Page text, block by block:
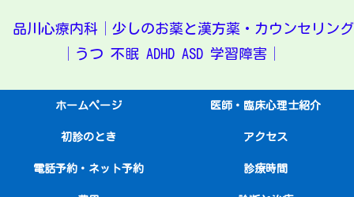
品川心療内科│少しのお薬と漢方薬・カウンセリング
│うつ 不眠 ADHD ASD 学習障害│
ホームページ 医師・臨床心理士紹介
初診のとき アクセス
電話予約・ネット予約 診療時間